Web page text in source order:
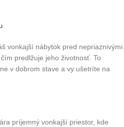
vonkajší nábytok pred nepriaznivými
predlžuje jeho životnosť. To
v dobrom stave a vy ušetríte na
príjemný vonkajší priestor, kde